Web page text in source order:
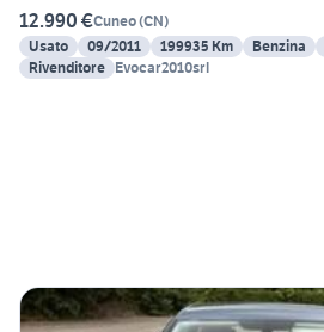
12.990 €Cuneo(CN)
Usato
09/2011 199935 Km Benzina
Rivenditore Evocar2010srl